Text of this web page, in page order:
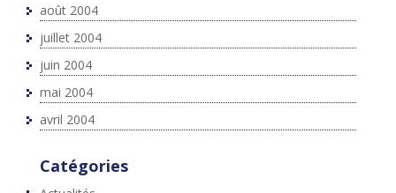
août 2004
juillet 2004
juin 2004
mai 2004
avril 2004
Catégories